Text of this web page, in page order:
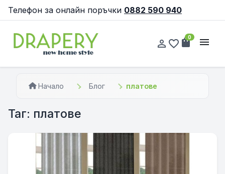
Телефон за онлайн поръчки 0882 590 940
person_outline favorite_border shopping_bag
0 menu
Начало Блог платове
Таг: платове